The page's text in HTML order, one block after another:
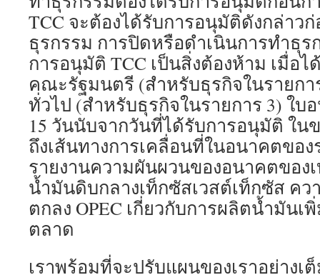
TCC จะต้องได้รับการอนุมัติดังกล่าว
ธุรกรรม การปิดหรือดำเนินการทำธุ
การอนุมัติ TCC เป็นสิ่งต้องห้าม เมื่อ
คณะรัฐมนตรี (สำหรับธุรกิจในรายกา
ทั่วไป (สำหรับธุรกิจในรายการ 3) ใ
15 วันนับจากวันที่ได้รับการอนุมัติ ใ
ถึงเส้นทางการเคลื่อนที่ในอนาคตขอ
รายงานความผันผวนของอนาคตขอ
น้ำมันดิบกลางเท็กซัสเวสต์เท็กซัส ค
ตกลง OPEC เกี่ยวกับการผลิตน้ำมัน
ตลาด
เราพร้อมที่จะปรับแผนของเราอย่างเ